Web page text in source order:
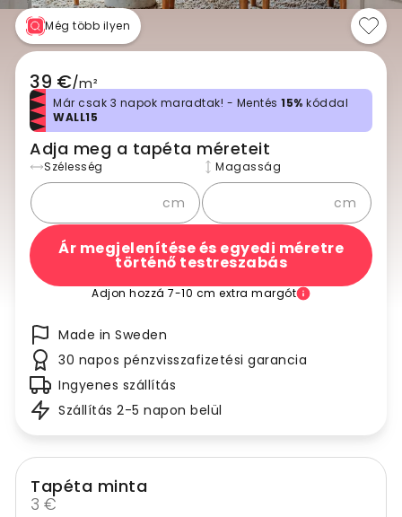
Még több ilyen
39 €/m²
Már csak 3 napok maradtak! - Mentés 15% kóddal
WALL15
Adja meg a tapéta méreteit
Szélesség
cm
Magasság
cm
Ár megjelenítése és egyedi méretre
történő testreszabás
Adjon hozzá 7-10 cm extra margót
Made in Sweden
30 napos pénzvisszafizetési garancia
Ingyenes szállítás
Szállítás 2-5 napon belül
Tapéta minta
3 €